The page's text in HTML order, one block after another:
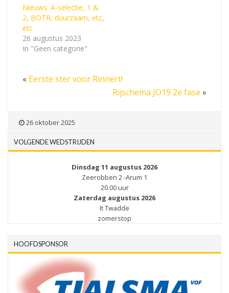
Nieuws: A-selectie, 1 &
2, BOTR, duurzaam, etc,
etc
26 augustus 2023
In "Geen categorie"
« Eerste ster voor Rinnert!
Rijschema JO19 2e fase »
26 oktober 2025
VOLGENDE WEDSTRIJDEN
Dinsdag 11 augustus 2026
Zeerobben 2 -Arum 1
20.00 uur
Zaterdag augustus 2026
It Twadde
zomerstop
HOOFDSPONSOR